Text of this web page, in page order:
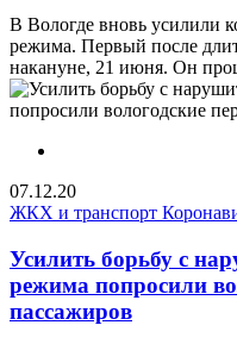
В Вологде вновь усилили
режима. Первый после
накануне, 21 июня. Он
07.12.20
ЖКХ и транспорт
Усилить борьбу с
режима попросили
пассажиров